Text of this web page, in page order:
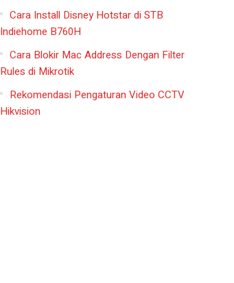
Cara Install Disney Hotstar di STB
Indiehome B760H
Cara Blokir Mac Address Dengan Filter
Rules di Mikrotik
Rekomendasi Pengaturan Video CCTV
Hikvision